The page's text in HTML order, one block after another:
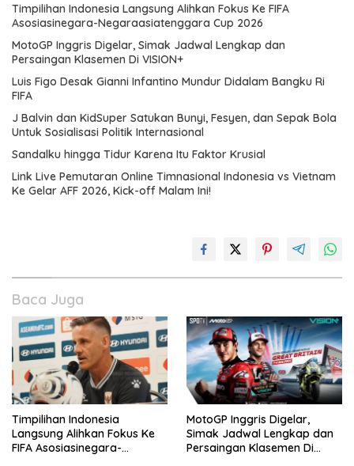
Timpilihan Indonesia Langsung Alihkan Fokus Ke FIFA
Asosiasinegara-Negaraasiatenggara Cup 2026
MotoGP Inggris Digelar, Simak Jadwal Lengkap dan
Persaingan Klasemen Di VISION+
Luis Figo Desak Gianni Infantino Mundur Didalam Bangku Ri
FIFA
J Balvin dan KidSuper Satukan Bunyi, Fesyen, dan Sepak Bola
Untuk Sosialisasi Politik Internasional
Sandalku hingga Tidur Karena Itu Faktor Krusial
Link Live Pemutaran Online Timnasional Indonesia vs Vietnam
Ke Gelar AFF 2026, Kick-off Malam Ini!
Baca Juga
Timpilihan Indonesia
Langsung Alihkan Fokus Ke
FIFA Asosiasinegara-
MotoGP Inggris Digelar,
Simak Jadwal Lengkap dan
Persaingan Klasemen Di